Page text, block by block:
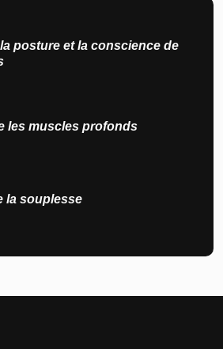
posture et la conscience de
les muscles profonds
la souplesse